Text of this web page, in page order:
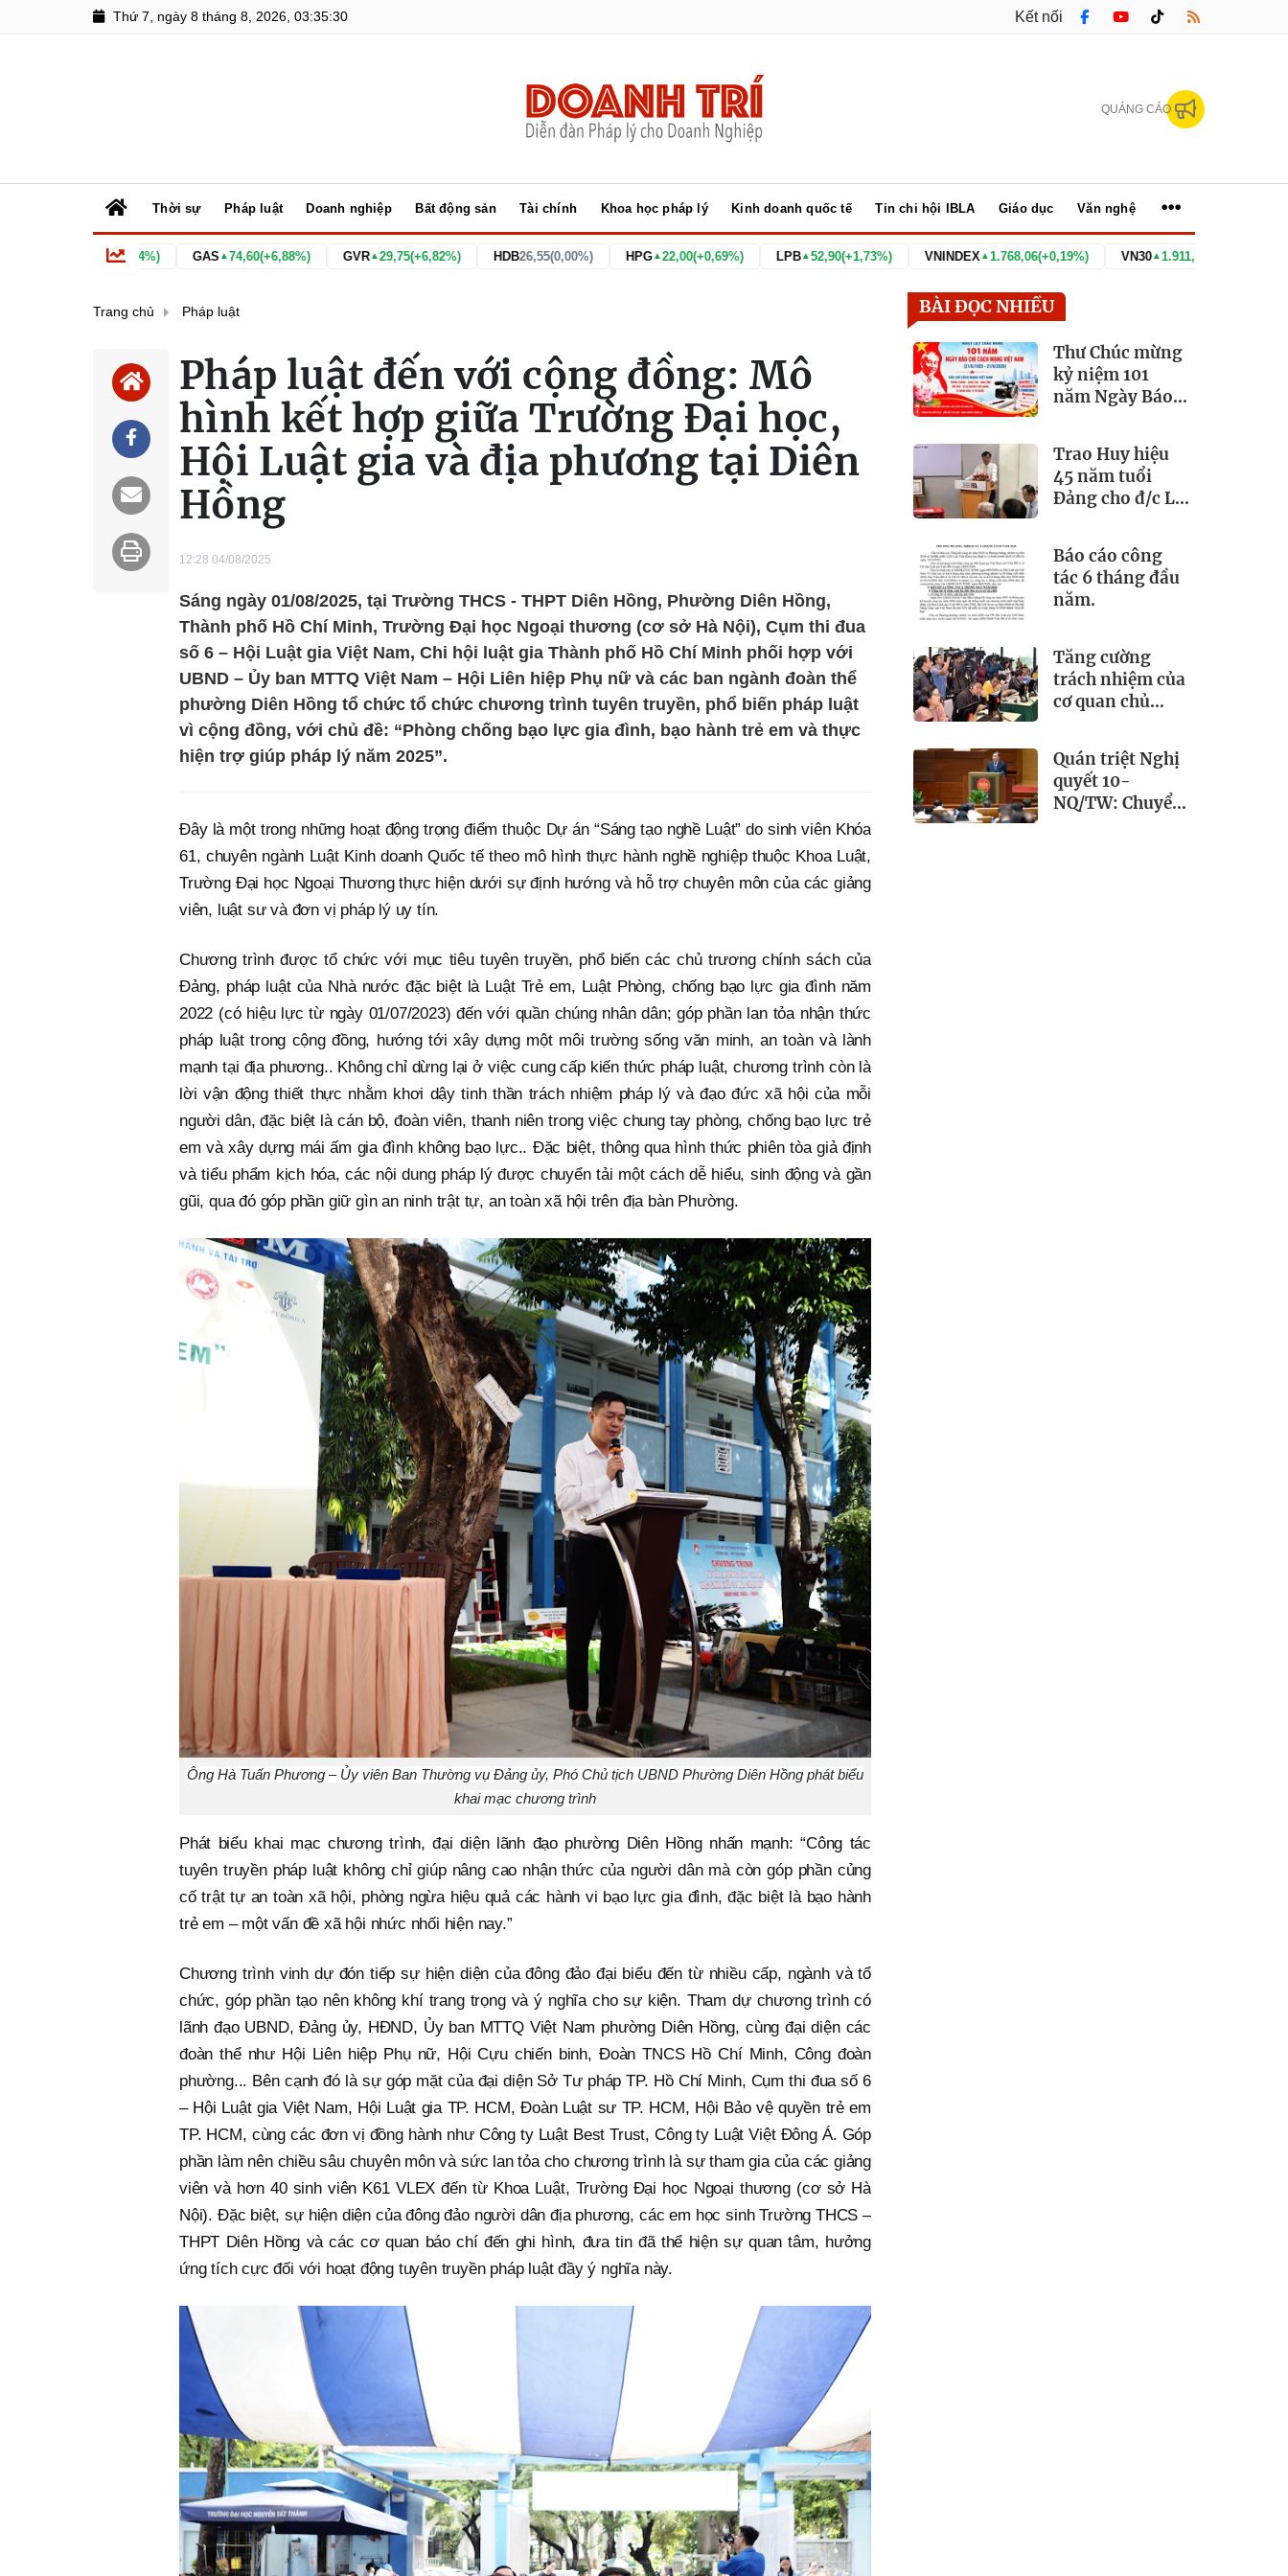
Thứ 7, ngày 8 tháng 8, 2026, 03:35:32 Kết nối
QUẢNG CÁO
Thời sự Pháp luật Doanh nghiệp Bất động sản Tài chính Khoa học pháp lý Kinh doanh quốc tế Tin chi hội IBLA Giáo dục Văn nghệ
GAS ▲74,60 (+6,88%) GVR▲29,75 (+6,82%) HDB26,55 (0,00%) HPG▲22,00 (+0,69%) LPB▲52,90 (+1,73%) VNINDEX 1.768,06(+0,19%) VN30▲1.911,09(+0,44%)
Trang chủ Pháp luật
Pháp luật đến với cộng đồng: Mô
hình kết hợp giữa Trường Đại học,
Hội Luật gia và địa phương tại Diên
Hồng
12:28 04/08/2025
Sáng ngày 01/08/2025, tại Trường THCS - THPT Diên Hồng, Phường Diên Hồng,
Thành phố Hồ Chí Minh, Trường Đại học Ngoại thương (cơ sở Hà Nội), Cụm thi đua
số 6 – Hội Luật gia Việt Nam, Chi hội luật gia Thành phố Hồ Chí Minh phối hợp với
UBND – Ủy ban MTTQ Việt Nam – Hội Liên hiệp Phụ nữ và các ban ngành đoàn thể
phường Diên Hồng tổ chức tổ chức chương trình tuyên truyền, phổ biến pháp luật
vì cộng đồng, với chủ đề: “Phòng chống bạo lực gia đình, bạo hành trẻ em và thực
hiện trợ giúp pháp lý năm 2025”.
Đây là một trong những hoạt động trọng điểm thuộc Dự án “Sáng tạo nghề Luật” do sinh viên Khóa
61, chuyên ngành Luật Kinh doanh Quốc tế theo mô hình thực hành nghề nghiệp thuộc Khoa Luật,
Trường Đại học Ngoại Thương thực hiện dưới sự định hướng và hỗ trợ chuyên môn của các giảng
viên, luật sư và đơn vị pháp lý uy tín.
Chương trình được tổ chức với mục tiêu tuyên truyền, phổ biến các chủ trương chính sách của
Đảng, pháp luật của Nhà nước đặc biệt là Luật Trẻ em, Luật Phòng, chống bạo lực gia đình năm
2022 (có hiệu lực từ ngày 01/07/2023) đến với quần chúng nhân dân; góp phần lan tỏa nhận thức
pháp luật trong cộng đồng, hướng tới xây dựng một môi trường sống văn minh, an toàn và lành
mạnh tại địa phương.. Không chỉ dừng lại ở việc cung cấp kiến thức pháp luật, chương trình còn là
lời vận động thiết thực nhằm khơi dậy tinh thần trách nhiệm pháp lý và đạo đức xã hội của mỗi
người dân, đặc biệt là cán bộ, đoàn viên, thanh niên trong việc chung tay phòng, chống bạo lực trẻ
em và xây dựng mái ấm gia đình không bạo lực.. Đặc biệt, thông qua hình thức phiên tòa giả định
và tiểu phẩm kịch hóa, các nội dung pháp lý được chuyển tải một cách dễ hiểu, sinh động và gần
gũi, qua đó góp phần giữ gìn an ninh trật tự, an toàn xã hội trên địa bàn Phường.
Ông Hà Tuấn Phương – Ủy viên Ban Thường vụ Đảng ủy, Phó Chủ tịch UBND Phường Diên Hồng phát biểu
khai mạc chương trình
Phát biểu khai mạc chương trình, đại diện lãnh đạo phường Diên Hồng nhấn mạnh: “Công tác
tuyên truyền pháp luật không chỉ giúp nâng cao nhận thức của người dân mà còn góp phần củng
cố trật tự an toàn xã hội, phòng ngừa hiệu quả các hành vi bạo lực gia đình, đặc biệt là bạo hành
trẻ em – một vấn đề xã hội nhức nhối hiện nay.”
Chương trình vinh dự đón tiếp sự hiện diện của đông đảo đại biểu đến từ nhiều cấp, ngành và tổ
chức, góp phần tạo nên không khí trang trọng và ý nghĩa cho sự kiện. Tham dự chương trình có
lãnh đạo UBND, Đảng ủy, HĐND, Ủy ban MTTQ Việt Nam phường Diên Hồng, cùng đại diện các
đoàn thể như Hội Liên hiệp Phụ nữ, Hội Cựu chiến binh, Đoàn TNCS Hồ Chí Minh, Công đoàn
phường... Bên cạnh đó là sự góp mặt của đại diện Sở Tư pháp TP. Hồ Chí Minh, Cụm thi đua số 6
– Hội Luật gia Việt Nam, Hội Luật gia TP. HCM, Đoàn Luật sư TP. HCM, Hội Bảo vệ quyền trẻ em
TP. HCM, cùng các đơn vị đồng hành như Công ty Luật Best Trust, Công ty Luật Việt Đông Á. Góp
phần làm nên chiều sâu chuyên môn và sức lan tỏa cho chương trình là sự tham gia của các giảng
viên và hơn 40 sinh viên K61 VLEX đến từ Khoa Luật, Trường Đại học Ngoại thương (cơ sở Hà
Nội). Đặc biệt, sự hiện diện của đông đảo người dân địa phương, các em học sinh Trường THCS –
THPT Diên Hồng và các cơ quan báo chí đến ghi hình, đưa tin đã thể hiện sự quan tâm, hưởng
ứng tích cực đối với hoạt động tuyên truyền pháp luật đầy ý nghĩa này.
BÀI ĐỌC NHIỀU
Thư Chúc mừng
kỷ niệm 101
năm Ngày Báo
(21/6/1925 –
21/6/2026)
Trao Huy hiệu
45 năm tuổi
Đảng cho đ/c Lê
thư Chi bộ Viện
IBLA
Báo cáo công
tác 6 tháng đầu
năm.
Tăng cường
trách nhiệm của
cơ quan chủ
đạo, chỉ đạo và
quản lý báo chí
Quán triệt Nghị
quyết 10-
NQ/TW: Chuyển